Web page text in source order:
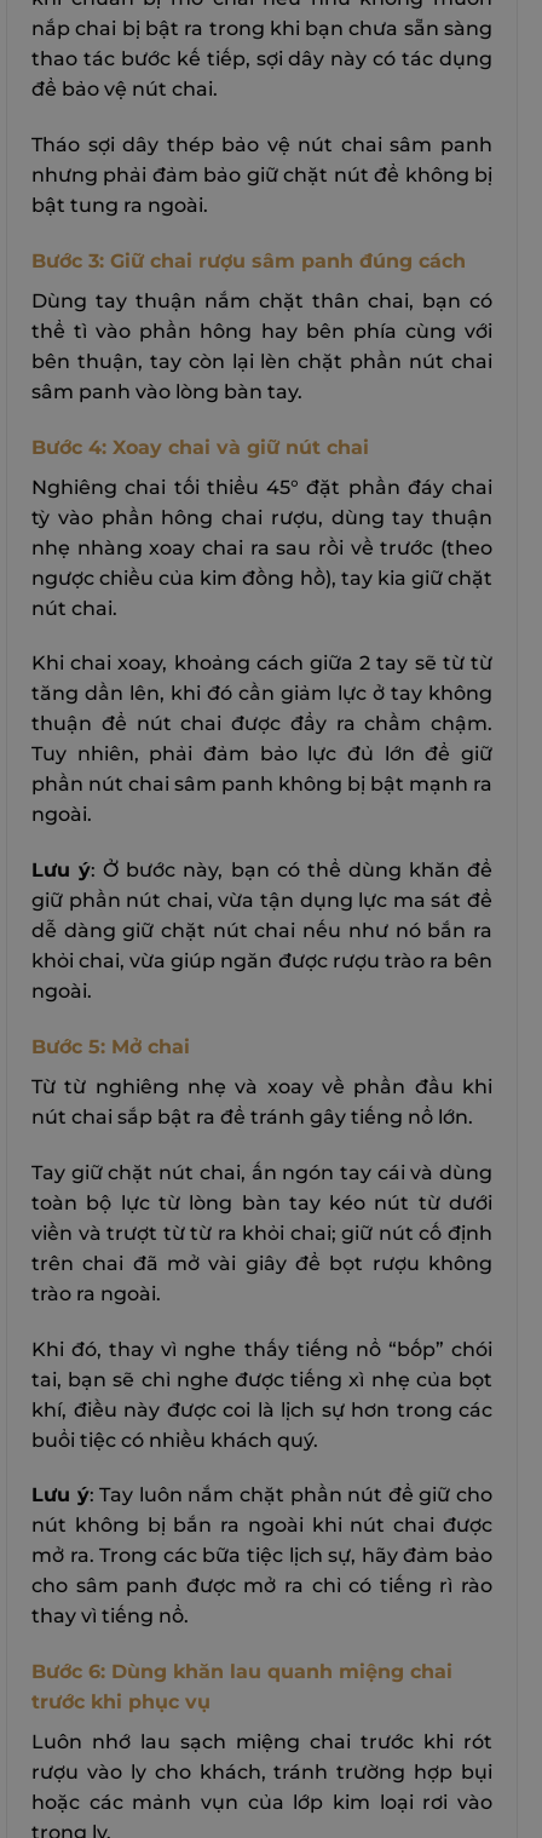
nắp chai bị bật ra trong khi bạn chưa sẵn sàng
thao tác bước kế tiếp, sợi dây này có tác dụng
để bảo vệ nút chai.
Tháo sợi dây thép bảo vệ nút chai sâm panh
nhưng phải đảm bảo giữ chặt nút để không bị
bật tung ra ngoài.
Bước 3: Giữ chai rượu sâm panh đúng cách
Dùng tay thuận nắm chặt thân chai, bạn có
thể tì vào phần hông hay bên phía cùng với
bên thuận, tay còn lại lèn chặt phần nút chai
sâm panh vào lòng bàn tay.
Bước 4: Xoay chai và giữ nút chai
Nghiêng chai tối thiểu 45° đặt phần đáy chai
tỳ vào phần hông chai rượu, dùng tay thuận
nhẹ nhàng xoay chai ra sau rồi về trước (theo
ngược chiều của kim đồng hồ), tay kia giữ chặt
nút chai.
Khi chai xoay, khoảng cách giữa 2 tay sẽ từ từ
tăng dần lên, khi đó cần giảm lực ở tay không
thuận để nút chai được đẩy ra chầm chậm.
Tuy nhiên, phải đảm bảo lực đủ lớn để giữ
phần nút chai sâm panh không bị bật mạnh ra
ngoài.
Lưu ý: Ở bước này, bạn có thể dùng khăn để
giữ phần nút chai, vừa tận dụng lực ma sát để
dễ dàng giữ chặt nút chai nếu như nó bắn ra
khỏi chai, vừa giúp ngăn được rượu trào ra bên
ngoài.
Bước 5: Mở chai
Từ từ nghiêng nhẹ và xoay về phần đầu khi
nút chai sắp bật ra để tránh gây tiếng nổ lớn.
Tay giữ chặt nút chai, ấn ngón tay cái và dùng
toàn bộ lực từ lòng bàn tay kéo nút từ dưới
viền và trượt từ từ ra khỏi chai; giữ nút cố định
trên chai đã mở vài giây để bọt rượu không
trào ra ngoài.
Khi đó, thay vì nghe thấy tiếng nổ “bốp” chói
tai, bạn sẽ chỉ nghe được tiếng xì nhẹ của bọt
khí, điều này được coi là lịch sự hơn trong các
buổi tiệc có nhiều khách quý.
Lưu ý: Tay luôn nắm chặt phần nút để giữ cho
nút không bị bắn ra ngoài khi nút chai được
mở ra. Trong các bữa tiệc lịch sự, hãy đảm bảo
cho sâm panh được mở ra chỉ có tiếng rì rào
thay vì tiếng nổ.
Bước 6: Dùng khăn lau quanh miệng chai
trước khi phục vụ
Luôn nhớ lau sạch miệng chai trước khi rót
rượu vào ly cho khách, tránh trường hợp bụi
hoặc các mảnh vụn của lớp kim loại rơi vào
trong ly.